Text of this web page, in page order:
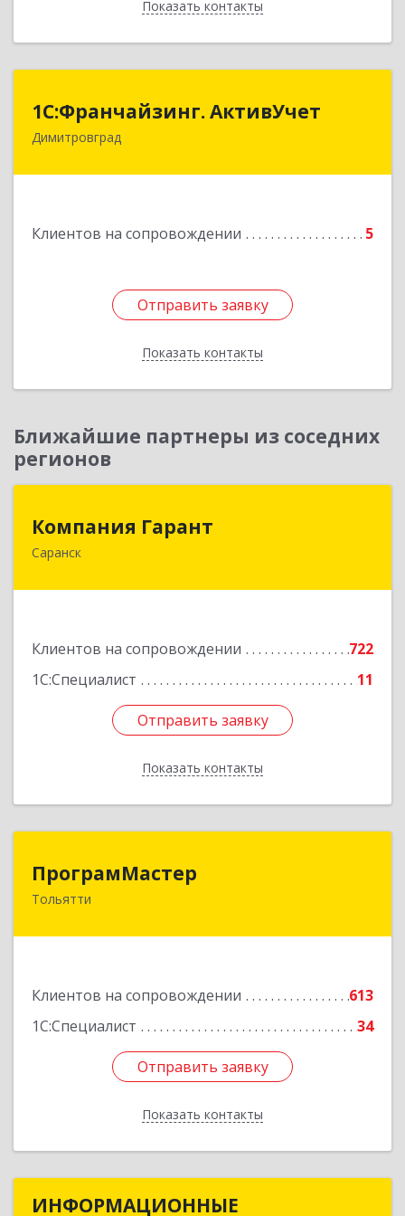
Показать контакты
Назад
1С:Франчайзинг. АктивУчет
Димитровград
Клиентов на сопровождении 5
Отправить заявку
Показать контакты
1С:Франчайзинг. АктивУчет
433505, Ульяновская обл., г. Димитровград, ул.
Отправить заявку
Назад
Ближайшие партнеры из соседних
регионов
Компания Гарант
Саранск
Клиентов на сопровождении
722
1С:Специалист
11
Отправить заявку
Показать контакты
Отправить заявку
Назад
ПрограмМастер
Тольятти
Клиентов на сопровождении
613
1С:Специалист
34
Отправить заявку
Показать контакты
Отправить заявку
Назад
ИНФОРМАЦИОННЫЕИНФОРМАЦИОННЫЕ